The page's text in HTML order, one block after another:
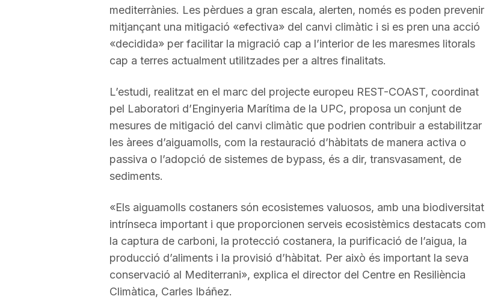
mediterrànies. Les pèrdues a gran escala, alerten, només es poden prevenir
mitjançant una mitigació «efectiva» del canvi climàtic i si es pren una acció
«decidida» per facilitar la migració cap a l’interior de les maresmes litorals
cap a terres actualment utilitzades per a altres finalitats.
L’estudi, realitzat en el marc del projecte europeu REST-COAST, coordinat
pel Laboratori d’Enginyeria Marítima de la UPC, proposa un conjunt de
mesures de mitigació del canvi climàtic que podrien contribuir a estabilitzar
les àrees d’aiguamolls, com la restauració d’hàbitats de manera activa o
passiva o l’adopció de sistemes de bypass, és a dir, transvasament, de
sediments.
«Els aiguamolls costaners són ecosistemes valuosos, amb una biodiversitat
intrínseca important i que proporcionen serveis ecosistèmics destacats com
la captura de carboni, la protecció costanera, la purificació de l’aigua, la
producció d’aliments i la provisió d’hàbitat. Per això és important la seva
conservació al Mediterrani», explica el director del Centre en Resiliència
Climàtica, Carles Ibáñez.